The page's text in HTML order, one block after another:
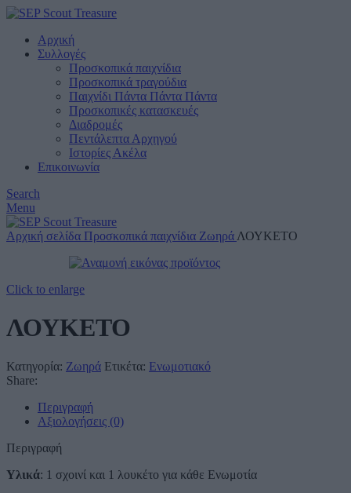
Αρχική
Συλλογές
Προσκοπικά παιχνίδια
Προσκοπικά τραγούδια
Παιχνίδι Πάντα Πάντα Πάντα
Προσκοπικές κατασκευές
Διαδρομές
Πεντάλεπτα Αρχηγού
Ιστορίες Ακέλα
Επικοινωνία
Search
Menu
Αρχική σελίδα Προσκοπικά παιχνίδια Ζωηρά ΛΟΥΚΕΤΟ
Click to enlarge
ΛΟΥΚΕΤΟ
Κατηγορία: Ζωηρά Ετικέτα: Ενωμοτιακό
Share:
Περιγραφή
Αξιολογήσεις (0)
Περιγραφή
Υλικά: 1 σχοινί και 1 λουκέτο για κάθε Ενωμοτία